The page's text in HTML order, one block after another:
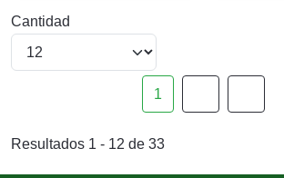
Cantidad
1
Resultados 1 - 12 de 33